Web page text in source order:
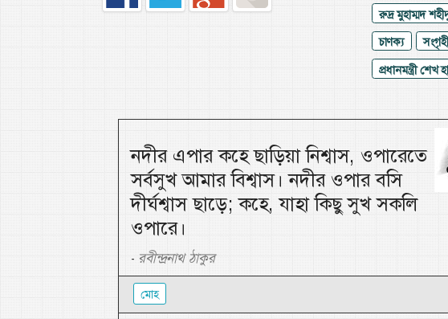
রুদ্র মুহাম্মদ
চাণক্য
প্রধানমন্ত্রী শেখ
নদীর এপার কহে ছাড়িয়া নিশ্বাস, ওপারেতে
সর্বসুখ আমার বিশ্বাস। নদীর ওপার বসি
দীর্ঘশ্বাস ছাড়ে; কহে, যাহা কিছু সুখ সকলি
ওপারে।
- রবীন্দ্রনাথ ঠাকুর
মোহ